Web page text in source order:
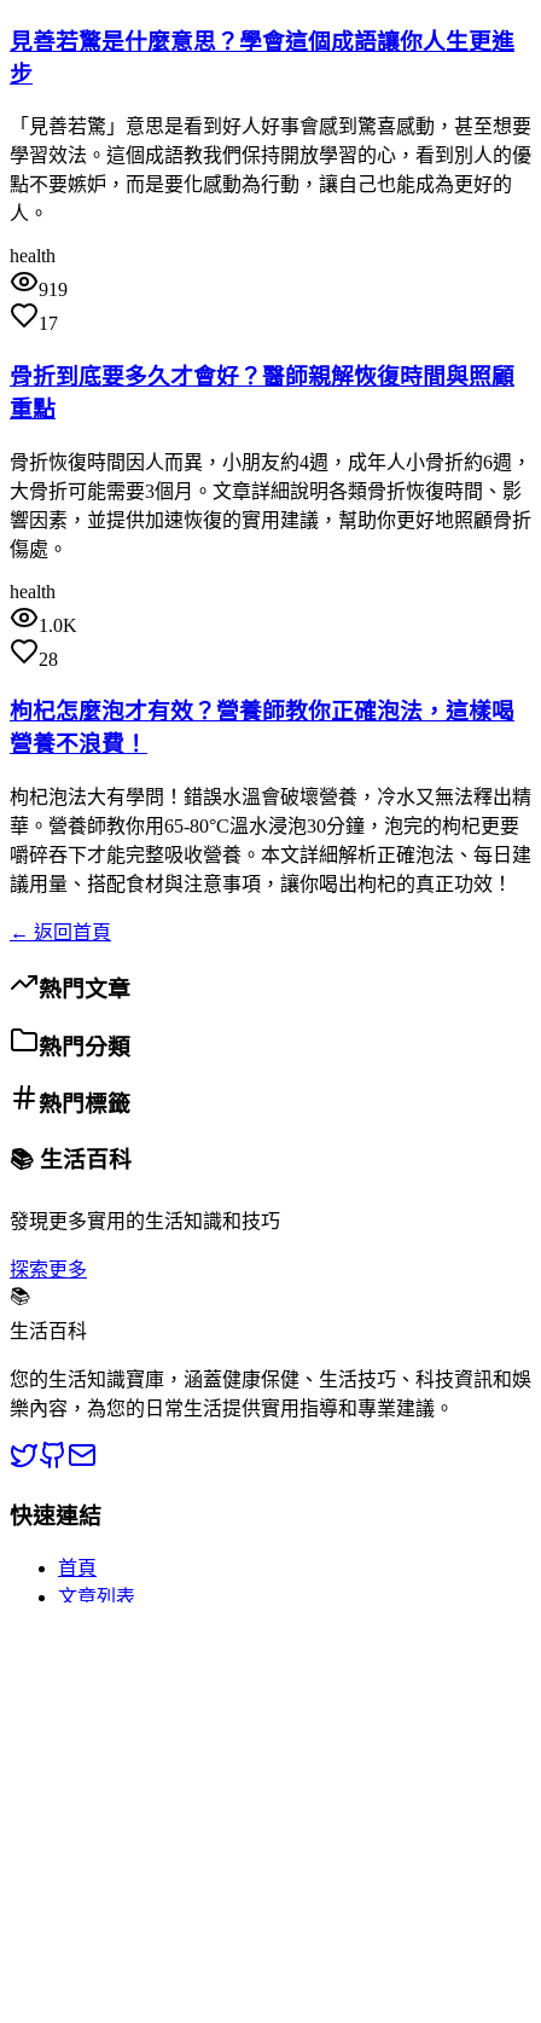
見善若驚是什麼意思？學會這個成語讓你人生更進
步
「見善若驚」意思是看到好人好事會感到驚喜感動，甚至想要
學習效法。這個成語教我們保持開放學習的心，看到別人的優
點不要嫉妒，而是要化感動為行動，讓自己也能成為更好的
人。
health
919
17
骨折到底要多久才會好？醫師親解恢復時間與照顧
重點
骨折恢復時間因人而異，小朋友約4週，成年人小骨折約6週，
大骨折可能需要3個月。文章詳細說明各類骨折恢復時間、影
響因素，並提供加速恢復的實用建議，幫助你更好地照顧骨折
傷處。
health
1.0K
28
枸杞怎麼泡才有效？營養師教你正確泡法，這樣喝
營養不浪費！
枸杞泡法大有學問！錯誤水溫會破壞營養，冷水又無法釋出精
華。營養師教你用65-80°C溫水浸泡30分鐘，泡完的枸杞更要
嚼碎吞下才能完整吸收營養。本文詳細解析正確泡法、每日建
議用量、搭配食材與注意事項，讓你喝出枸杞的真正功效！
← 返回首頁
熱門文章
熱門分類
熱門標籤
📚 生活百科
發現更多實用的生活知識和技巧
探索更多
📚
生活百科
您的生活知識寶庫，涵蓋健康保健、生活技巧、科技資訊和娛
樂內容，為您的日常生活提供實用指導和專業建議。
快速連結
首頁
文章列表